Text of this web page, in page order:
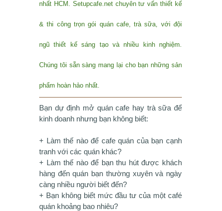
nhất HCM. Setupcafe.net chuyên tư vấn thiết kế
& thi công trọn gói quán cafe, trà sữa, với đội
ngũ thiết kế sáng tạo và nhiều kinh nghiệm.
Chúng tôi sẵn sàng mang lại cho bạn những sản
phẩm hoàn hảo nhất.
Bạn dự định mở quán cafe hay trà sữa để
kinh doanh nhưng bạn không biết:
+ Làm thế nào để cafe quán của bạn cạnh
tranh với các quán khác?
+ Làm thế nào để bạn thu hút được khách
hàng đến quán bạn thường xuyên và ngày
càng nhiều người biết đến?
+ Bạn không biết mức đầu tư của một café
quán khoảng bao nhiêu?